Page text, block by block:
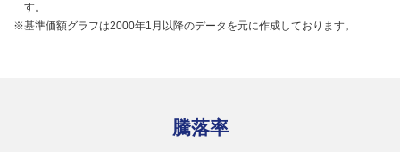
す。
※基準価額グラフは2000年1月以降のデータを元に作成しております。
騰落率